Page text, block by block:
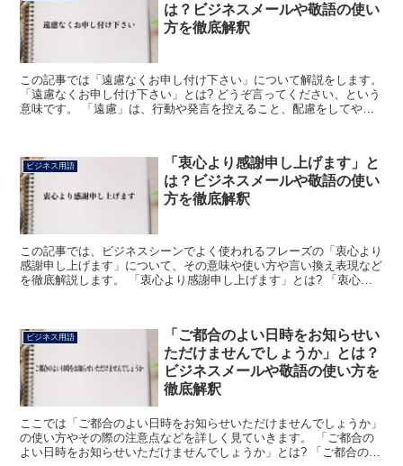
は？ビジネスメールや敬語の使い
方を徹底解釈
この記事では「遠慮なくお申し付け下さい」について解説をします。
「遠慮なくお申し付け下さい」とは? どうぞ言ってください、という
意味です。 「遠慮」は、行動や発言を控えること、配慮をしてやめ
ビジネス用語
「衷心より感謝申し上げます」と
は？ビジネスメールや敬語の使い
方を徹底解釈
この記事では、ビジネスシーンでよく使われるフレーズの「衷心より
感謝申し上げます」について、その意味や使い方や言い換え表現など
を徹底解説します。 「衷心より感謝申し上げます」とは? 「衷心よ
ビジネス用語
「ご都合のよい日時をお知らせい
ただけませんでしょうか」とは？
ビジネスメールや敬語の使い方を
徹底解釈
ここでは「ご都合のよい日時をお知らせいただけませんでしょうか」
の使い方やその際の注意点などを詳しく見ていきます。 「ご都合の
よい日時をお知らせいただけませんでしょうか」とは? 「ご都合のよ